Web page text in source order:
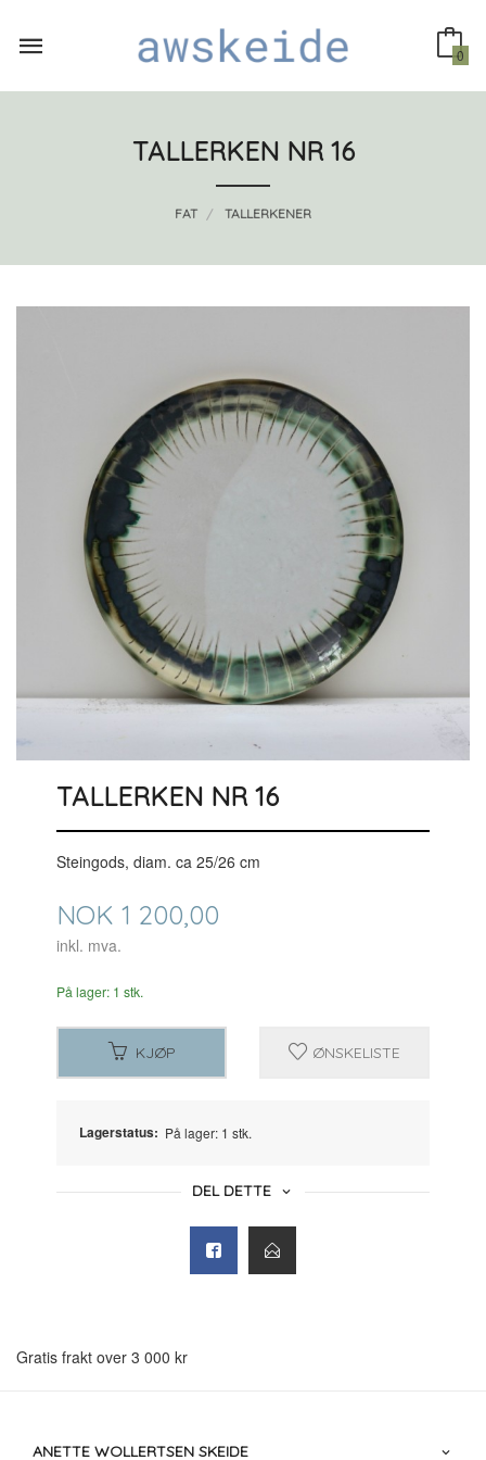
innholdet
0
TALLERKEN NR 16
FAT TALLERKENER
TALLERKEN NR 16
Steingods, diam. ca 25/26 cm
Pris
NOK 1 200,00
inkl. mva.
På lager: 1 stk.
KJØP ØNSKELISTE
Lagerstatus: På lager: 1 stk.
DEL DETTE
Gratis frakt over 3 000 kr
ANETTE WOLLERTSEN SKEIDE